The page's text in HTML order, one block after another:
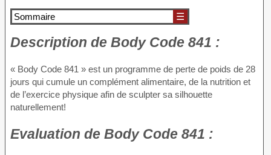
Sommaire ☰
Description de Body Code 841 :
« Body Code 841 » est un programme de perte de poids de 28
jours qui cumule un complément alimentaire, de la nutrition et
de l’exercice physique afin de sculpter sa silhouette
naturellement!
Evaluation de Body Code 841 :